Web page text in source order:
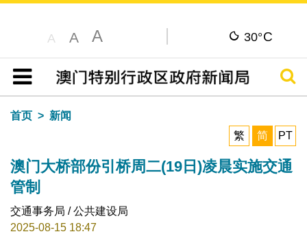
A A A 30°C
目录
搜寻
首页
新闻
繁
简 PT
澳门大桥部份引桥周二(19日)凌晨实施交通
管制
交通事务局 / 公共建设局
2025-08-15 18:47